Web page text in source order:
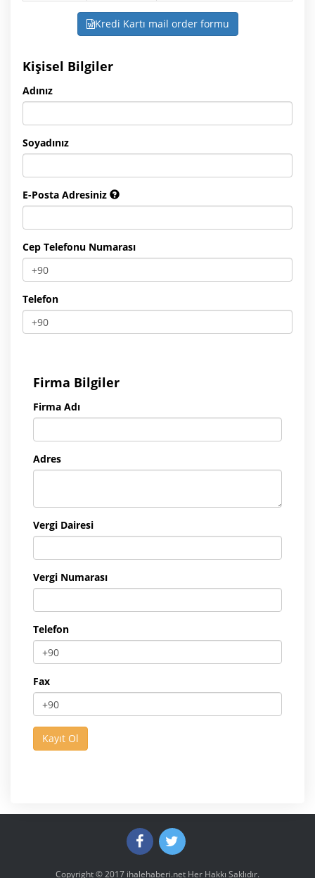
Kredi Kartı mail order formu
Kişisel Bilgiler
Adınız
Soyadınız
E-Posta Adresiniz
Cep Telefonu Numarası
Telefon
Firma Bilgiler
Firma Adı
Adres
Vergi Dairesi
Vergi Numarası
Telefon
Fax
Copyright © 2017 ihalehaberi.net Her Hakkı Saklıdır.